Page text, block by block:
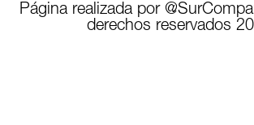
Página realizada por
derechos reservados